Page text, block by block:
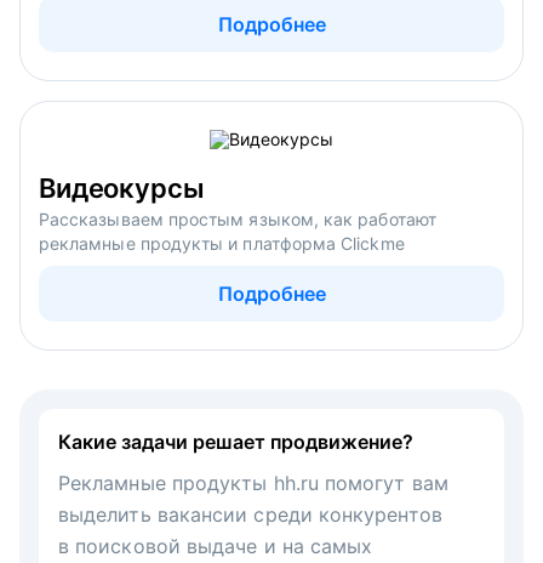
Подробнее
Видеокурсы
Рассказываем простым языком, как работают
рекламные продукты и платформа Clickme
Подробнее
Какие задачи решает продвижение?
Рекламные продукты hh.ru помогут вам
выделить вакансии среди конкурентов
в поисковой выдаче и на самых